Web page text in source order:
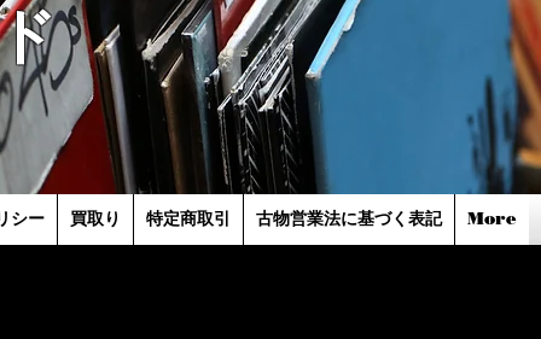
シー 買取り 特定商取引 古物営業法に基づく表記 More